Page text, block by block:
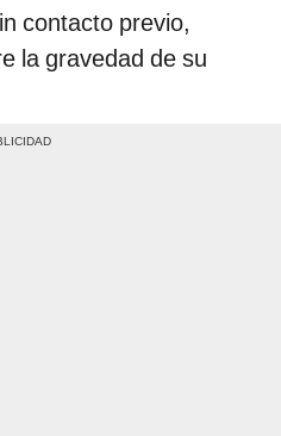
contacto previo,
la gravedad de su